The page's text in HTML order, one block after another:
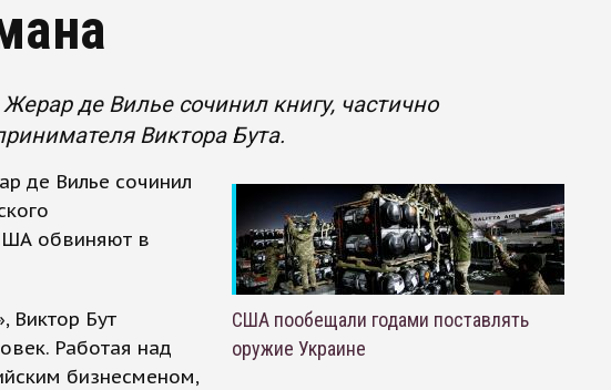
де Вилье сочинил книгу, частично
Виктора Бута.
де Вилье сочинил
обвиняют в
Виктор Бут
Работая над
бизнесменом,
США пообещали годами поставлять
оружие Украине